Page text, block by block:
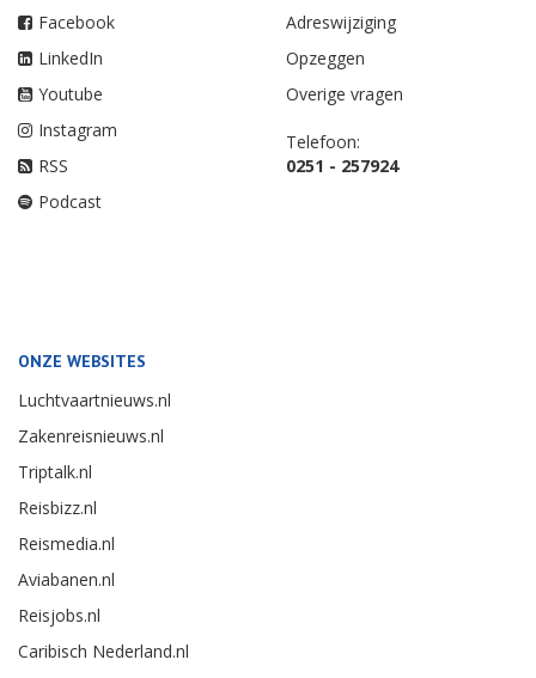
Facebook
LinkedIn
Youtube
Instagram
RSS
Podcast
Adreswijziging
Opzeggen
Overige vragen
Telefoon:
0251 - 257924
ONZE WEBSITES
Luchtvaartnieuws.nl
Zakenreisnieuws.nl
Triptalk.nl
Reisbizz.nl
Reismedia.nl
Aviabanen.nl
Reisjobs.nl
Caribisch Nederland.nl